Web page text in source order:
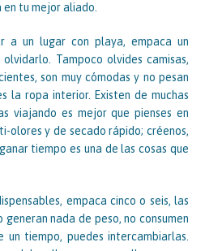
tu mejor aliado.
a un lugar con playa, empaca un
Tampoco olvides camisas,
son muy cómodas y no pesan
la ropa interior. Existen de muchas
viajando es mejor que pienses en
olores y de secado rápido; créenos,
tiempo es una de las cosas que
empaca cinco o seis, las
generan nada de peso, no consumen
un tiempo, puedes intercambiarlas.